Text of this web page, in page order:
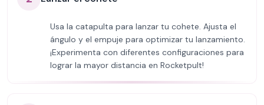
Usa la catapulta para lanzar tu cohete. Ajusta el
ángulo y el empuje para optimizar tu lanzamiento.
¡Experimenta con diferentes configuraciones para
lograr la mayor distancia en Rocketpult!